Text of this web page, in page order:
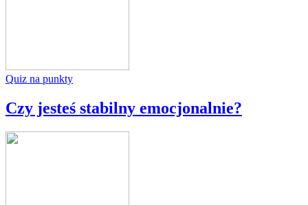
Quiz na punkty
Czy jesteś stabilny emocjonalnie?